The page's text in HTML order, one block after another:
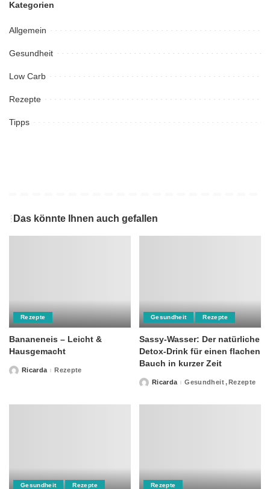
Kategorien
Allgemein
Gesundheit
Low Carb
Rezepte
Tipps
Das könnte Ihnen auch gefallen
Rezepte
Bananeneis – Leicht &
Hausgemacht
PostedRicarda Rezepte
Gesundheit Rezepte
Sassy-Wasser: Der natürliche
Detox-Drink für einen flachen
Bauch in kurzer Zeit
PostedRicarda Gesundheit Rezepte
Gesundheit Rezepte Rezepte